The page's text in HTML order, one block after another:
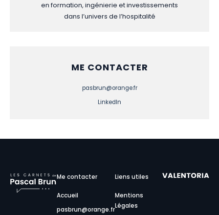
en formation, ingénierie et investissements
dans l’univers de l’hospitalité
ME CONTACTER
pasbrun@orange.fr
LinkedIn
Me contacter
Accueil
pasbrun@orange.fr
Liens utiles
Mentions
Légales